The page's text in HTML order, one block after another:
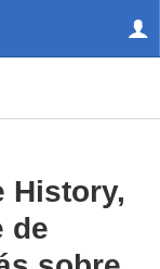
History,
de